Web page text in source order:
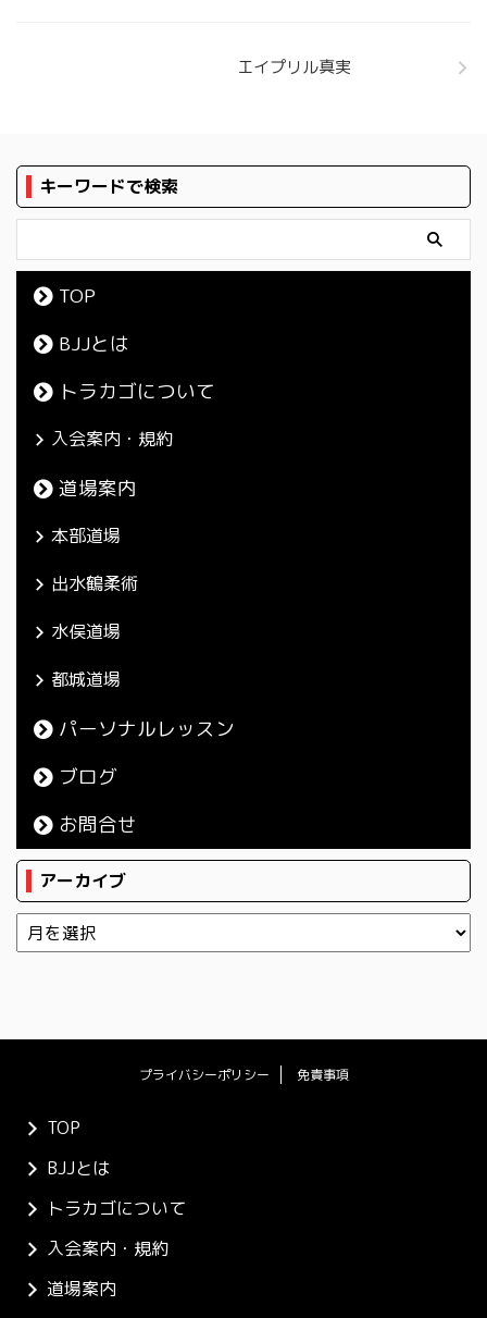
エイプリル真実
キーワードで検索
TOP
BJJとは
トラカゴについて
入会案内・規約
道場案内
本部道場
出水鶴柔術
水俣道場
都城道場
パーソナルレッスン
ブログ
お問合せ
アーカイブ
プライバシーポリシー 免責事項
TOP
BJJとは
トラカゴについて
入会案内・規約
道場案内